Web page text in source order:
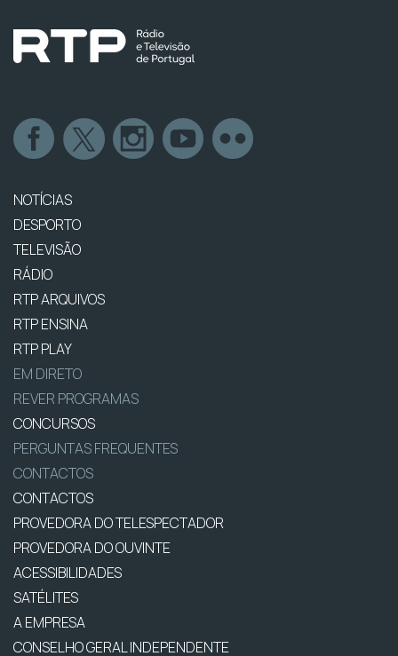
NOTÍCIAS
DESPORTO
TELEVISÃO
RÁDIO
RTP ARQUIVOS
RTP ENSINA
RTP PLAY
EM DIRETO
REVER PROGRAMAS
CONCURSOS
PERGUNTAS FREQUENTES
CONTACTOS
CONTACTOS
PROVEDORA DO TELESPECTADOR
PROVEDORA DO OUVINTE
ACESSIBILIDADES
SATÉLITES
A EMPRESA
CONSELHO GERAL INDEPENDENTE